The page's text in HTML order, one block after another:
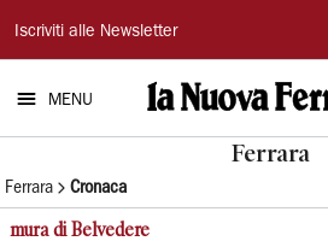
La
Nuova
Ferrara
Iscriviti alle Newsletter
MENU
Ferrara
Ferrara Cronaca
mura di Belvedere